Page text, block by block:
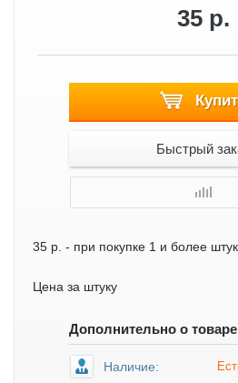
35 р.
Быстрый
35 р. - при покупке 1 и более штук
Цена за штуку
Дополнительно о
Наличие: